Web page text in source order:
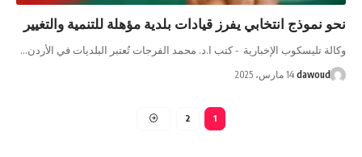
نحو نموذج انتخابي يفرز قيادات بلدية مؤهلة للتنمية والتغيير
وكالة تليسكوب الإخبارية - كتب ا.د. محمد الفرجات تُعتبر البلديات في الأردن…
dawoud 14 مارس، 2025
1
2